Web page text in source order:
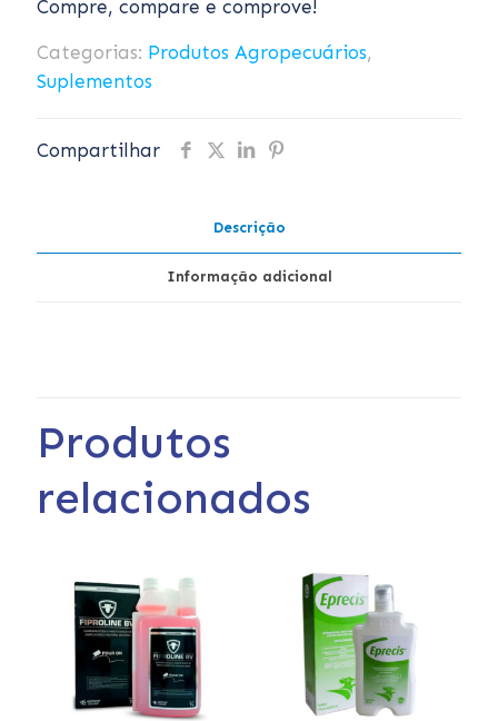
Compre, compare e comprove!
Categorias: Produtos Agropecuários,
Suplementos
Compartilhar
Descrição
Informação adicional
Produtos
relacionados